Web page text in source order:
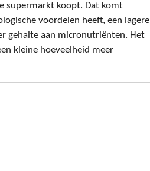
supermarkt koopt. Dat komt
voordelen heeft, een lagere
gehalte aan micronutriënten. Het
kleine hoeveelheid meer